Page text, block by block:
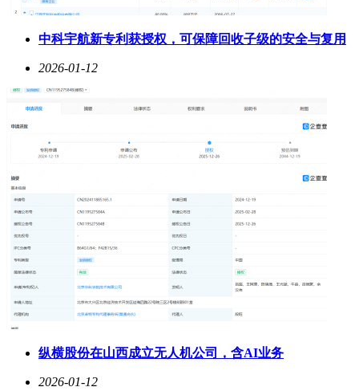
中科宇航新专利获授权，可保障回收子级的安全与复用
2026-01-12
纵横股份在山西成立无人机公司，含AI业务
2026-01-12